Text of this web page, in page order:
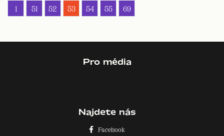
1 51 52 53 54 55 69
Pro média
Najdete nás
Facebook